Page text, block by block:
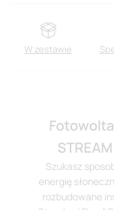
W zestawie
Szukasz
energię
rozbudowane